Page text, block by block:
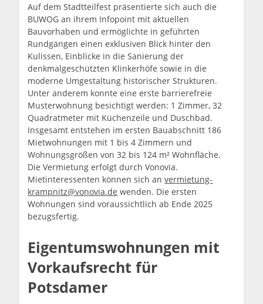
Auf dem Stadtteilfest präsentierte sich auch die
BUWOG an ihrem Infopoint mit aktuellen
Bauvorhaben und ermöglichte in geführten
Rundgängen einen exklusiven Blick hinter den
Kulissen, Einblicke in die Sanierung der
denkmalgeschützten Klinkerhöfe sowie in die
moderne Umgestaltung historischer Strukturen.
Unter anderem konnte eine erste barrierefreie
Musterwohnung besichtigt werden: 1 Zimmer, 32
Quadratmeter mit Küchenzeile und Duschbad.
Insgesamt entstehen im ersten Bauabschnitt 186
Mietwohnungen mit 1 bis 4 Zimmern und
Wohnungsgrößen von 32 bis 124 m² Wohnfläche.
Die Vermietung erfolgt durch Vonovia.
Mietinteressenten können sich anvermietung-
krampnitz@vonovia.de wenden. Die ersten
Wohnungen sind voraussichtlich ab Ende 2025
bezugsfertig.
Eigentumswohnungen mit
Vorkaufsrecht für
Potsdamer